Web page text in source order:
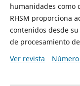
humanidades como
RHSM proporciona
contenidos desde
de procesamiento
Ver revista